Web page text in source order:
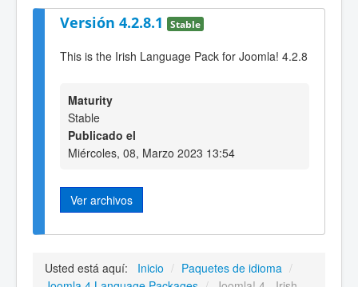
Versión 4.2.8.1 Stable
This is the Irish Language Pack for Joomla! 4.2.8
Maturity
Stable
Publicado el
Miércoles, 08, Marzo 2023 13:54
Ver archivos
Usted está aquí: Inicio / Paquetes de idioma /